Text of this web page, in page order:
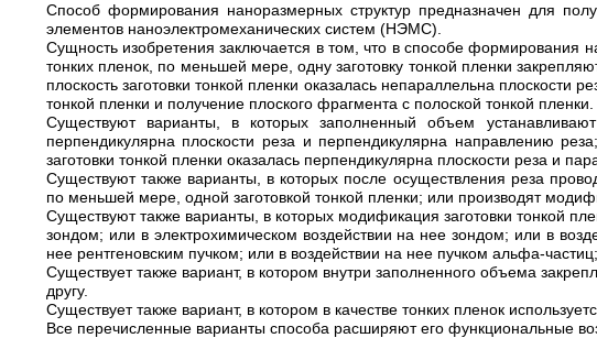
Способ формирования наноразмерных структур предназначен для
элементов наноэлектромеханических систем (НЭМС).
Сущность изобретения заключается в том, что в способе формирования
тонких пленок, по меньшей мере, одну заготовку тонкой пленки
плоскость заготовки тонкой пленки оказалась непараллельна
тонкой пленки и получение плоского фрагмента с полоской тонкой пленки.
Существуют варианты, в которых заполненный объем
перпендикулярна плоскости реза и перпендикулярна направлению
заготовки тонкой пленки оказалась перпендикулярна плоскости реза и
Существуют также варианты, в которых после осуществления реза
по меньшей мере, одной заготовкой тонкой пленки; или производят
Существуют также варианты, в которых модификация заготовки тонкой
зондом; или в электрохимическом воздействии на нее зондом; или в
нее рентгеновским пучком; или в воздействии на нее пучком альфа-
Существует также вариант, в котором внутри заполненного объема
другу.
Существует также вариант, в котором в качестве тонких пленок
Все перечисленные варианты способа расширяют его функциональные